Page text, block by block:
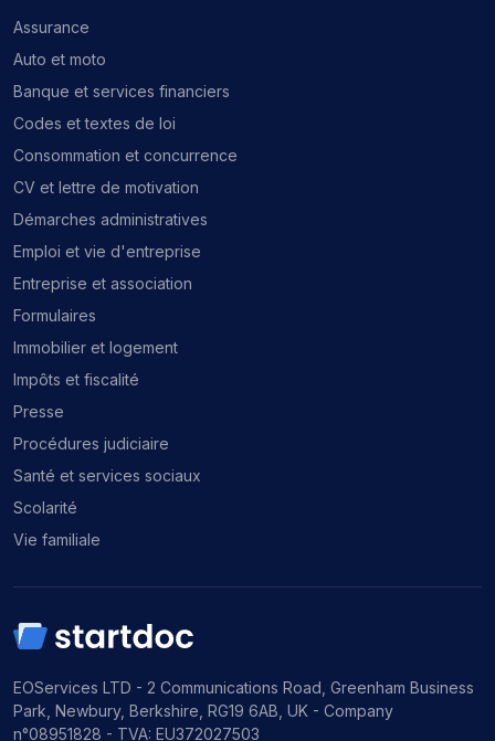
Assurance
Auto et moto
Banque et services financiers
Codes et textes de loi
Consommation et concurrence
CV et lettre de motivation
Démarches administratives
Emploi et vie d'entreprise
Entreprise et association
Formulaires
Immobilier et logement
Impôts et fiscalité
Presse
Procédures judiciaire
Santé et services sociaux
Scolarité
Vie familiale
EOServices LTD - 2 Communications Road, Greenham Business
Park, Newbury, Berkshire, RG19 6AB, UK - Company
n°08951828 - TVA: EU372027503